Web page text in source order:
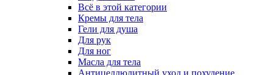
Всё в этой категории
Кремы для тела
Гели для душа
Для рук
Для ног
Масла для тела
Антицеллюлитный уход и похудение